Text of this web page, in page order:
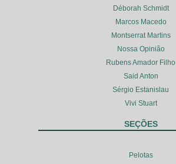
Déborah Schmidt
Marcos Macedo
Montserrat Martins
Nossa Opinião
Rubens Amador Filho
Said Anton
Sérgio Estanislau
Vivi Stuart
SEÇÕES
Pelotas